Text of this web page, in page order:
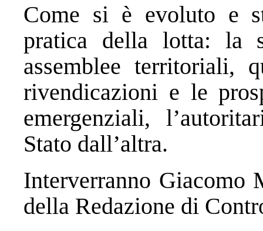
Come si è evoluto e
pratica della lotta: la
assemblee territoriali,
rivendicazioni e le
emergenziali,
Stato dall’altra.
Interverranno Giacomo
della Redazione di